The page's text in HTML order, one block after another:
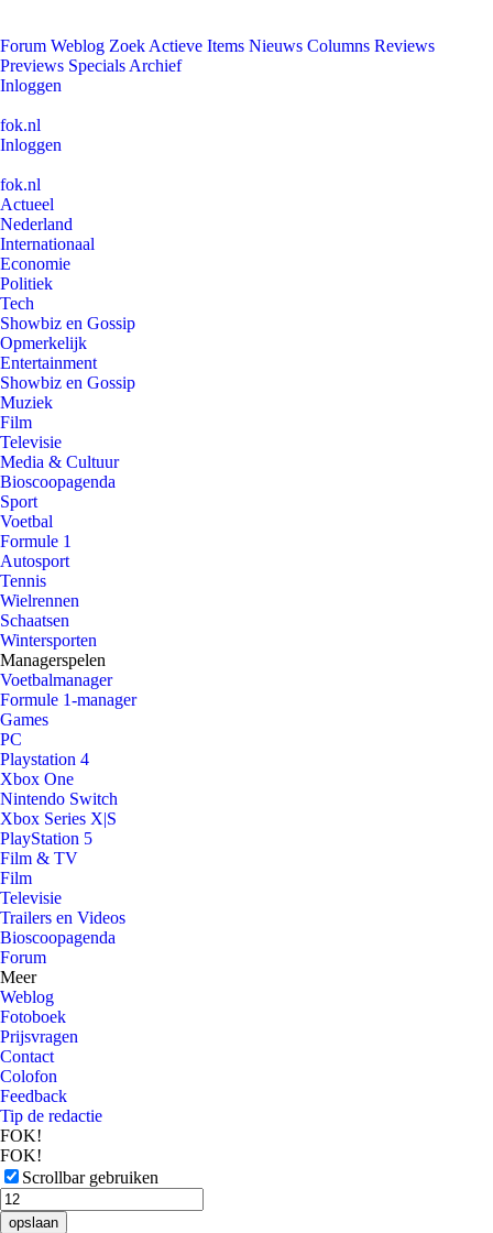
Forum Weblog Zoek Actieve Items Nieuws Columns Reviews
Previews Specials Archief
Inloggen
fok.nl
Inloggen
fok.nl
Actueel
Nederland
Internationaal
Economie
Politiek
Tech
Showbiz en Gossip
Opmerkelijk
Entertainment
Showbiz en Gossip
Muziek
Film
Televisie
Media & Cultuur
Bioscoopagenda
Sport
Voetbal
Formule 1
Autosport
Tennis
Wielrennen
Schaatsen
Wintersporten
Managerspelen
Voetbalmanager
Formule 1-manager
Games
PC
Playstation 4
Xbox One
Nintendo Switch
Xbox Series X|S
PlayStation 5
Film & TV
Film
Televisie
Trailers en Videos
Bioscoopagenda
Forum
Meer
Weblog
Fotoboek
Prijsvragen
Contact
Colofon
Feedback
Tip de redactie
FOK!
FOK!
Scrollbar gebruiken
opslaan